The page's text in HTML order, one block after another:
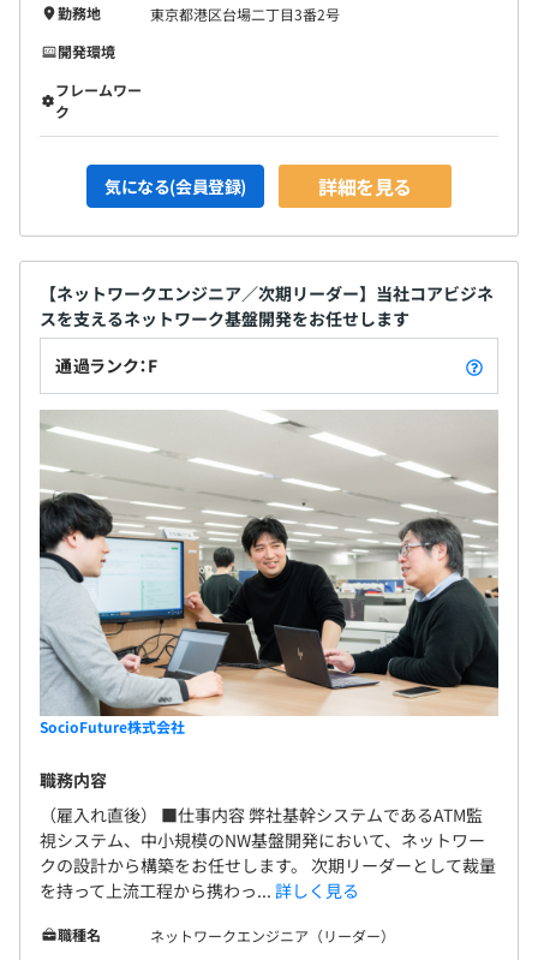
勤務地
東京都港区台場二丁目3番2号
開発環境
フレームワー
ク
気になる(会員登録) 詳細を見る
【ネットワークエンジニア／次期リーダー】当社コアビジネ
スを支えるネットワーク基盤開発をお任せします
通過ランク：F
SocioFuture株式会社
職務内容
（雇入れ直後） ■仕事内容 弊社基幹システムであるATM監
視システム、中小規模のNW基盤開発において、ネットワー
クの設計から構築をお任せします。 次期リーダーとして裁量
を持って上流工程から携わっ... 詳しく見る
職種名
ネットワークエンジニア（リーダー）